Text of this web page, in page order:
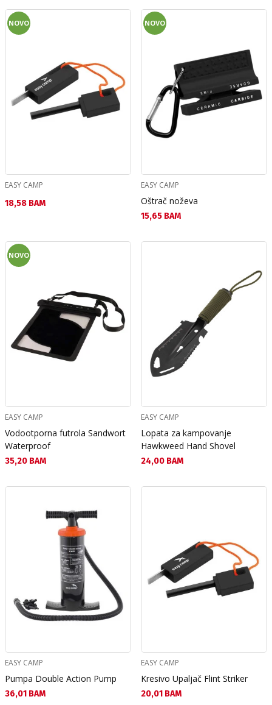
NOVO
EASY CAMP
Текуща цена:
18,58 BAM
NOVO
EASY CAMP
Oštrač noževa
Текуща цена:
15,65 BAM
NOVO
EASY CAMP
Vodootporna futrola Sandwort
Waterproof
Текуща цена:
35,20 BAM
EASY CAMP
Lopata za kampovanje
Hawkweed Hand Shovel
Текуща цена:
24,00 BAM
EASY CAMP
Pumpa Double Action Pump
Текуща цена:
36,01 BAM
EASY CAMP
Kresivo Upaljač Flint Striker
Текуща цена:
20,01 BAM